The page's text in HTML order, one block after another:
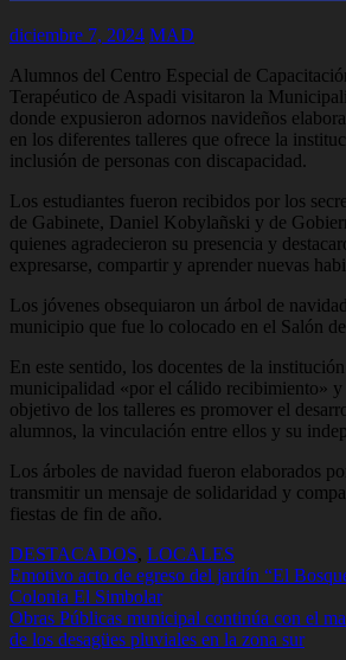
diciembre 7, 2024 MAD
Alumnos del Centro Especial de
Terapéutico de Aspadi visitaron la
donde expusieron adornos navideños
en los diferentes talleres que ofrece la
inclusión de personas con discapacidad.
Los estudiantes fueron recibidos por los
de Gabinete, Daniel Kobylañski y de
quienes agradecieron su presencia y
expresarse, compartir y aprender nuevas
Los jóvenes obsequiaron un árbol de
municipio que fue lo colocado en el Salón
En este sentido, los docentes de la
municipalidad «por el cálido recibimiento» y
objetivo de los talleres es promover el
alumnos, la vinculación entre ellos y su
Los árboles de navidad fueron elaborados
transmitir un mensaje de solidaridad y
fiestas de fin de año.
DESTACADOS, LOCALES
Navegación
de
entradas
Emotivo acto de egreso del jardín “El
Colonia El Simbolar
Obras Públicas municipal continúa con el
de los desagües pluviales en la zona sur